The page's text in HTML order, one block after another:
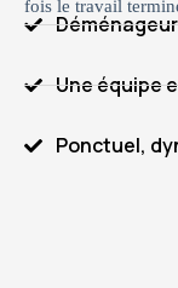
fois le travail
Une équipe
Ponctuel,